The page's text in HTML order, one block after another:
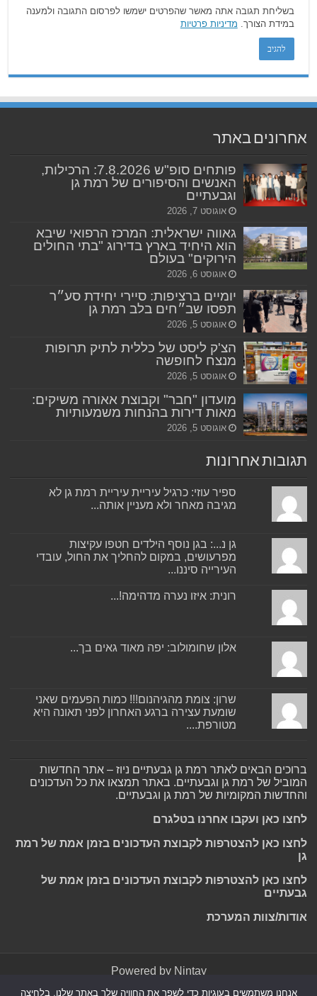
בשליחת תגובה אתה מאשר שהפרטים ישמשו לפרסום התגובה ולמענה
במידת הצורך. מדיניות פרטיות
אחרונים באתר
פותחים סופ"ש 7.8.2026: הרכילות,
האנשים והסיפורים של רמת גן
וגבעתיים
אוגוסט 7, 2026
גאווה ישראלית: המרכז הרפואי שיבא
הוא היחיד בארץ בדירוג "בתי החולים
הירוקים" בעולם
אוגוסט 6, 2026
יומיים ברציפות: סיירי יחידת סע״ר
תפסו שב״חים בלב רמת גן
אוגוסט 5, 2026
הצ'ק ליסט של כללית לתיק תרופות
מנצח לחופשה
אוגוסט 5, 2026
מועדון "חבר" וקבוצת אאורה משיקים:
מאות דירות בהנחות משמעותיות
אוגוסט 5, 2026
תגובות אחרונות
ספיר עוזי: כרגיל עיריית עיריית רמת גן לא
מגיבה מאחר ולא מעניין אותה...
גן נ...: בגן נוסף הילדים חטפו עקיצות
מפרעושים, במקום להחליך את החול, עובדי
העירייה סיננו...
רונית: איזו נערה מדהימה!...
אלון שחומולוב: יפה מאוד גאים בך...
שרון: צומת מהגיהנום!!! כמות הפעמים שאני
שומעת עצירה ברגע האחרון לפני תאונה היא
מטורפת....
ברוכים הבאים לאתר רמת גן גבעתיים ניוז – אתר החדשות
המוביל של רמת גן וגבעתיים. באתר תמצאו את כל העדכונים
והחדשות המקומיות של רמת גן וגבעתיים.
לחצו כאן ועקבו אחרנו בטלגרם
לחצו כאן להצטרפות לקבוצת העדכונים בזמן אמת של רמת
גן
לחצו כאן להצטרפות לקבוצת העדכונים בזמן אמת של
גבעתיים
אודות/צוות המערכת
Powered by Nintay
אנחנו משתמשים בעוגיות כדי לשפר את החוויה שלך באתר שלנו, בלחיצה